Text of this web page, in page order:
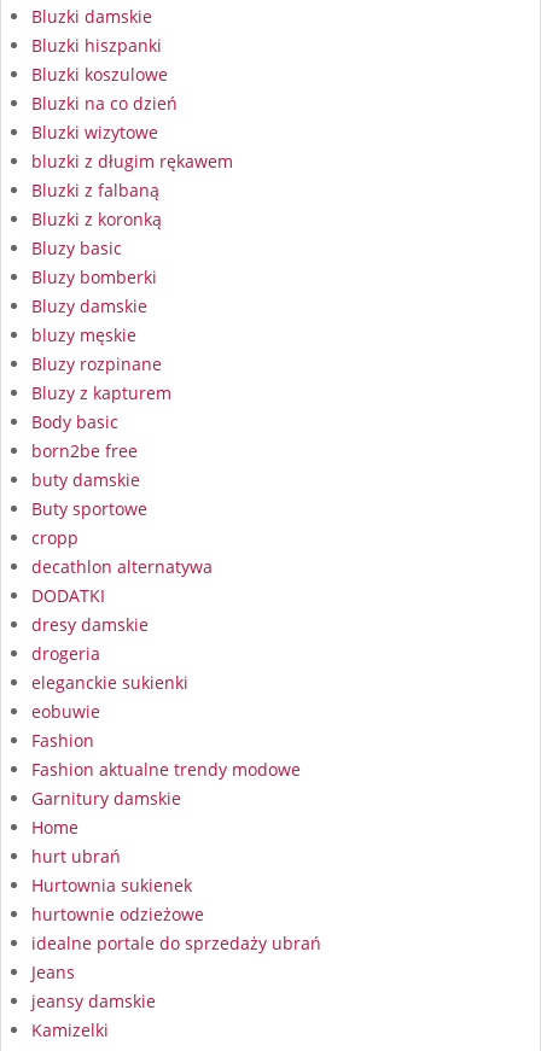
Bluzki damskie
Bluzki hiszpanki
Bluzki koszulowe
Bluzki na co dzień
Bluzki wizytowe
bluzki z długim rękawem
Bluzki z falbaną
Bluzki z koronką
Bluzy basic
Bluzy bomberki
Bluzy damskie
bluzy męskie
Bluzy rozpinane
Bluzy z kapturem
Body basic
born2be free
buty damskie
Buty sportowe
cropp
decathlon alternatywa
DODATKI
dresy damskie
drogeria
eleganckie sukienki
eobuwie
Fashion
Fashion aktualne trendy modowe
Garnitury damskie
Home
hurt ubrań
Hurtownia sukienek
hurtownie odzieżowe
idealne portale do sprzedaży ubrań
Jeans
jeansy damskie
Kamizelki